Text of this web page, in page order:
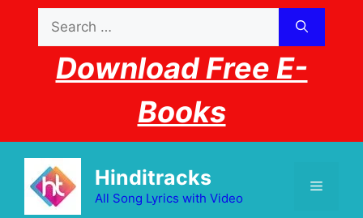
content
for:
Download Free E-
Books
Hinditracks
All Song Lyrics with Video
Menu